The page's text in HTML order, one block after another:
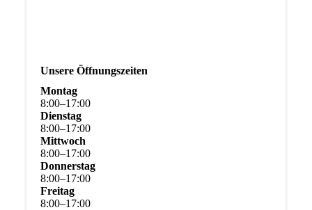
Unsere Öffnungszeiten
Montag
8:00–17:00
Dienstag
8:00–17:00
Mittwoch
8:00–17:00
Donnerstag
8:00–17:00
Freitag
8:00–17:00